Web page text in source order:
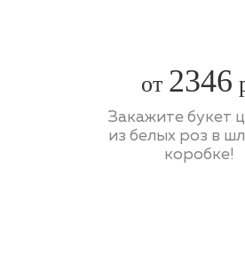
от 2346
Закажите букет
из белых роз в
коробке!